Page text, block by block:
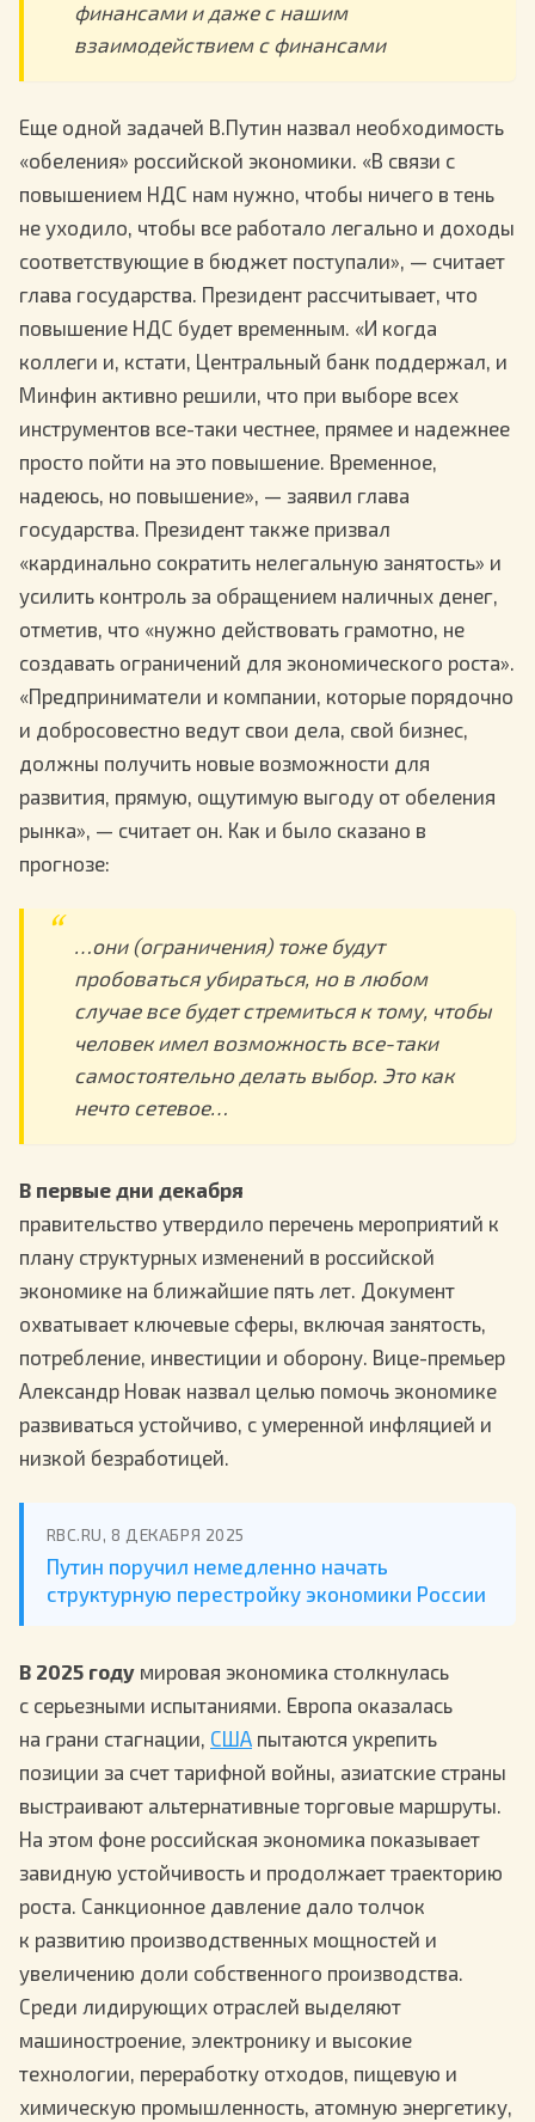
финансами и даже с нашим
взаимодействием с финансами
Еще одной задачей В.Путин назвал необходимость
«обеления» российской экономики. «В связи с
повышением НДС нам нужно, чтобы ничего в тень
не уходило, чтобы все работало легально и доходы
соответствующие в бюджет поступали», — считает
глава государства. Президент рассчитывает, что
повышение НДС будет временным. «И когда
коллеги и, кстати, Центральный банк поддержал, и
Минфин активно решили, что при выборе всех
инструментов все-таки честнее, прямее и надежнее
просто пойти на это повышение. Временное,
надеюсь, но повышение», — заявил глава
государства. Президент также призвал
«кардинально сократить нелегальную занятость» и
усилить контроль за обращением наличных денег,
отметив, что «нужно действовать грамотно, не
создавать ограничений для экономического роста».
«Предприниматели и компании, которые порядочно
и добросовестно ведут свои дела, свой бизнес,
должны получить новые возможности для
развития, прямую, ощутимую выгоду от обеления
рынка», — считает он. Как и было сказано в
прогнозе:
…они (ограничения) тоже будут
пробоваться убираться, но в любом
случае все будет стремиться к тому, чтобы
человек имел возможность все-таки
самостоятельно делать выбор. Это как
нечто сетевое…
В первые дни декабря
правительство утвердило перечень мероприятий к
плану структурных изменений в российской
экономике на ближайшие пять лет. Документ
охватывает ключевые сферы, включая занятость,
потребление, инвестиции и оборону. Вице-премьер
Александр Новак назвал целью помочь экономике
развиваться устойчиво, с умеренной инфляцией и
низкой безработицей.
RBC.RU, 8 ДЕКАБРЯ 2025
Путин поручил немедленно начать
структурную перестройку экономики России
В 2025 году мировая экономика столкнулась
с серьезными испытаниями. Европа оказалась
на грани стагнации, США пытаются укрепить
позиции за счет тарифной войны, азиатские страны
выстраивают альтернативные торговые маршруты.
На этом фоне российская экономика показывает
завидную устойчивость и продолжает траекторию
роста. Санкционное давление дало толчок
к развитию производственных мощностей и
увеличению доли собственного производства.
Среди лидирующих отраслей выделяют
машиностроение, электронику и высокие
технологии, переработку отходов, пищевую и
химическую промышленность, атомную энергетику,